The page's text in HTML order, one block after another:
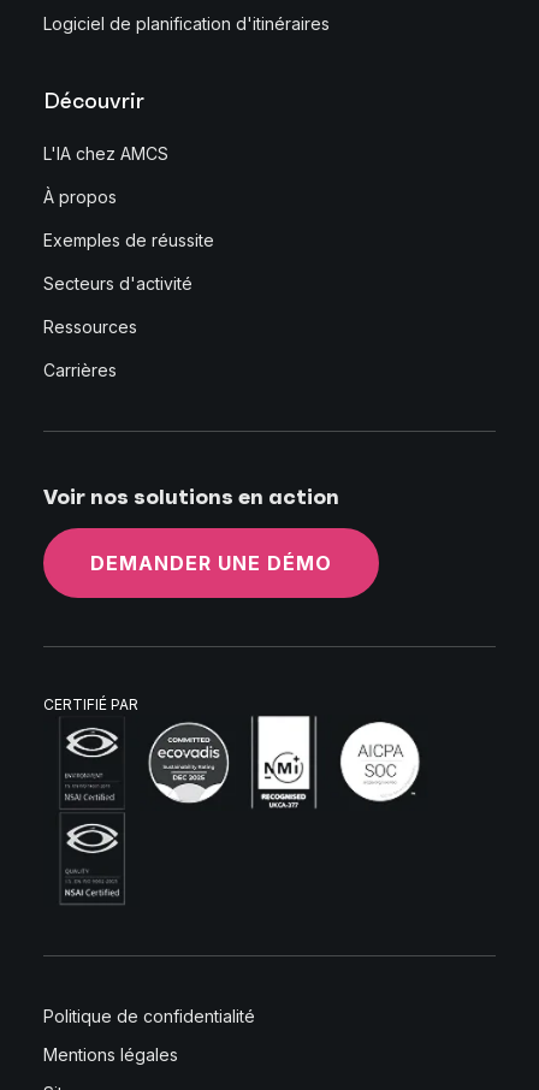
Logiciel de planification d'itinéraires
Découvrir
L'IA chez AMCS
À propos
Exemples de réussite
Secteurs d'activité
Ressources
Carrières
Voir nos solutions en action
DEMANDER UNE DÉMO
CERTIFIÉ PAR
Politique de confidentialité
Mentions légales